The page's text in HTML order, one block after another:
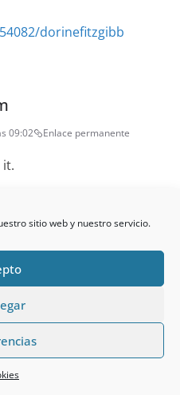
sitio web y nuestro servicio.
dorinefitzgibb
09:02 Enlace permanente
it.
forums/pr
19:47